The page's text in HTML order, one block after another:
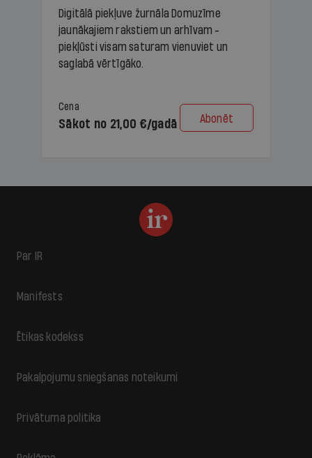
Digitālā piekļuve žurnāla Domuzīme
jaunākajiem rakstiem un arhīvam -
piekļūsti visam saturam vienuviet un
saglabā vērtīgāko.
Cena
Sākot no 21,00 €/gadā Abonēt
Par IR
Manifests
Ētikas kodekss
Pakalpojumu sniegšanas noteikumi
Privātuma politika